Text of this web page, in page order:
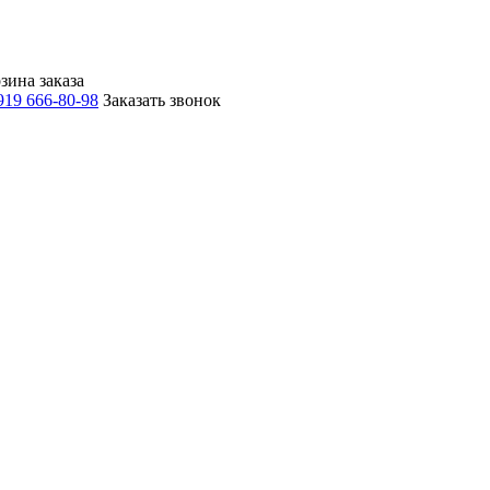
заказа
666-80-98 Заказать звонок